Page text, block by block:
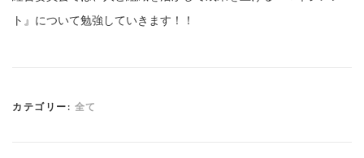
ト』について勉強していきます！！
カテゴリー: 全て